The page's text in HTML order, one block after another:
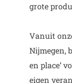
grote
Vanuit
Nijmegen,
en place’
eigen